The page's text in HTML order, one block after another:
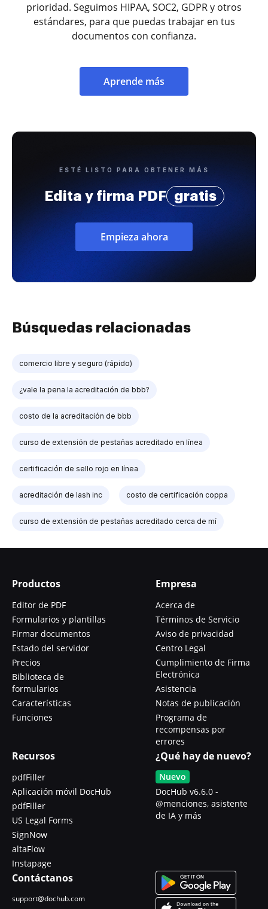
prioridad. Seguimos HIPAA, SOC2, GDPR y otros
estándares, para que puedas trabajar en tus
documentos con confianza.
Aprende más
ESTÉ LISTO PARA OBTENER MÁS
Edita y firma PDF gratis
Empieza ahora
Búsquedas relacionadas
comercio libre y seguro (rápido)
¿vale la pena la acreditación de bbb?
costo de la acreditación de bbb
curso de extensión de pestañas acreditado en línea
certificación de sello rojo en línea
acreditación de lash inc costo de certificación coppa
curso de extensión de pestañas acreditado cerca de mí
Productos
Editor de PDF
Formularios y plantillas
Firmar documentos
Estado del servidor
Precios
Biblioteca de
formularios
Características
Funciones
Empresa
Acerca de
Términos de Servicio
Aviso de privacidad
Centro Legal
Cumplimiento de Firma
Electrónica
Asistencia
Notas de publicación
Programa de
recompensas por
errores
Recursos
pdfFiller
Aplicación móvil DocHub
pdfFiller
US Legal Forms
SignNow
altaFlow
Instapage
¿Qué hay de nuevo?
Nuevo
DocHub v6.6.0 -
@menciones, asistente
de IA y más
Contáctanos
support@dochub.com